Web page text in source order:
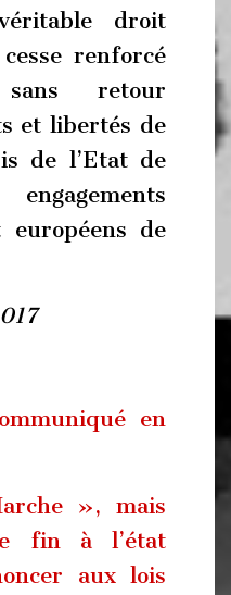
droit
renforcé
retour
et libertés de
de l’Etat de
européens de
en
», mais
fin à l’état
aux lois